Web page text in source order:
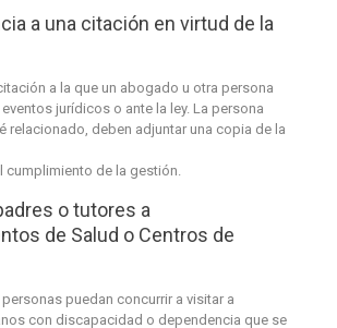
a una citación en virtud de la
a la que un abogado u otra persona
jurídicos o ante la ley. La persona
relacionado, deben adjuntar una copia de la
cumplimiento de la gestión.
o tutores a
de Salud o Centros de
puedan concurrir a visitar a
con discapacidad o dependencia que se